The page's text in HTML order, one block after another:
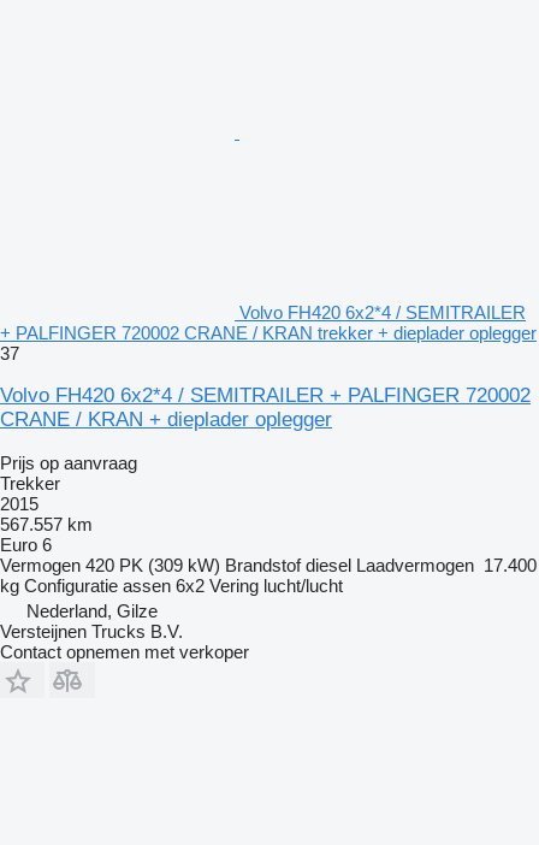
Volvo FH420 6x2*4 / SEMITRAILER
+ PALFINGER 720002 CRANE / KRAN trekker + dieplader oplegger
37
Volvo FH420 6x2*4 / SEMITRAILER + PALFINGER 720002
CRANE / KRAN + dieplader oplegger
Prijs op aanvraag
Trekker
2015
567.557 km
Euro 6
Vermogen 420 PK (309 kW) Brandstof diesel Laadvermogen 17.400
kg Configuratie assen 6x2 Vering lucht/lucht
Nederland, Gilze
Versteijnen Trucks B.V.
Contact opnemen met verkoper